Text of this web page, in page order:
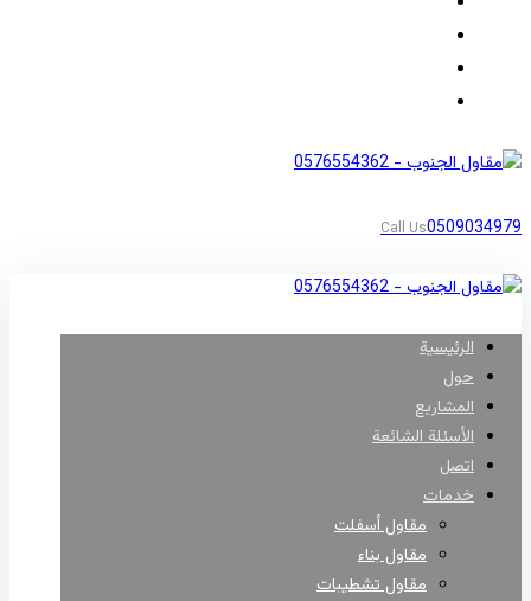
Call Us0509034979
الرئيسية
حول
المشاريع
الأسئلة الشائعة
اتصل
خدمات
مقاول أسفلت
مقاول بناء
مقاول تشطيبات